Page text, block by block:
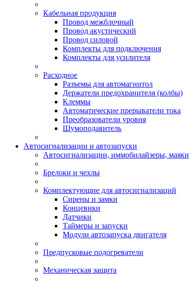
Кабельная продукция
Провод межблочный
Провод акустический
Провод силовой
Комплекты для подключения
Комплекты для усилителя
Расходное
Разъемы для автомагнитол
Держатели предохранителя (колбы)
Клеммы
Автоматические прерыватели тока
Преобразователи уровня
Шумоподавитель
Автосигнализации и автозапуски
Автосигнализации, иммобилайзеры, маяки
Брелоки и чехлы
Комплектующие для автосигнализаций
Сирены и замки
Концевики
Датчики
Таймеры и запуски
Модули автозапуска двигателя
Предпусковые подогреватели
Механическая защита